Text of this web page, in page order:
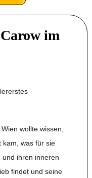
im
wollte wissen,
kam, was für sie
und ihren inneren
findet und seine